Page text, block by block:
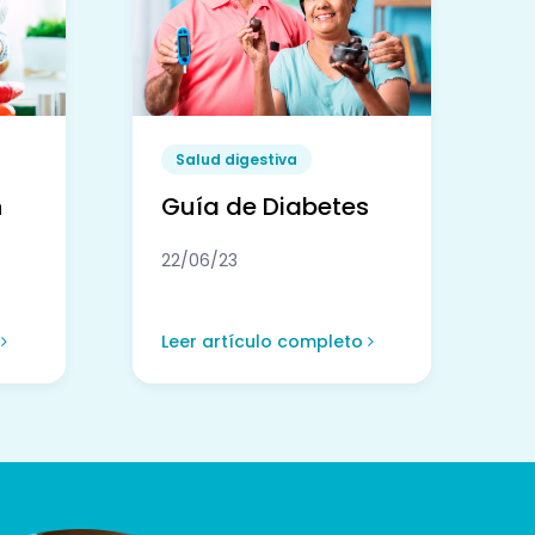
Salud digestiva
Guía de Diabetes
22/06/23
Leer artículo completo